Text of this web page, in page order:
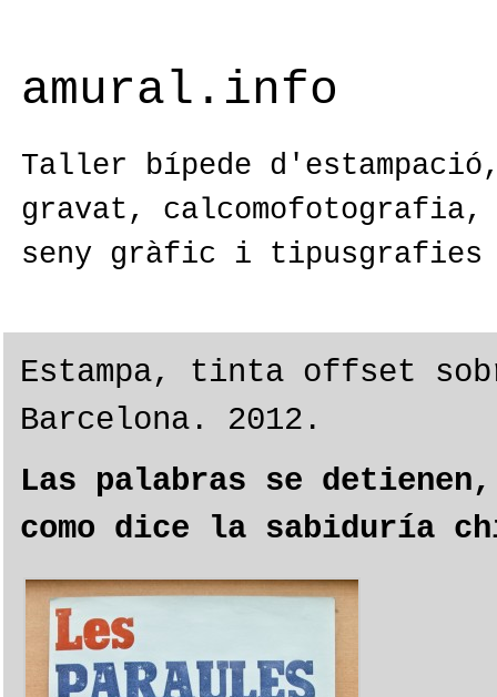
amural.info
Taller bípede
gravat,
seny gràfic i tipusgrafies
Estampa, tinta offset
Barcelona. 2012.
Las palabras se
como dice la sabiduría